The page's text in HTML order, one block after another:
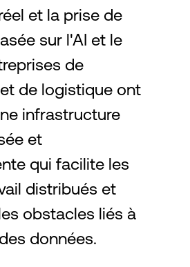
et la prise de
sur l'AI et le
de
de logistique ont
infrastructure
et
qui facilite les
distribués et
obstacles liés à
données.